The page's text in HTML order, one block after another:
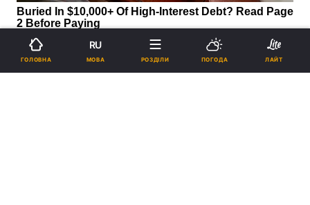
ГОЛОВНА
RU
МОВА РОЗДІЛИ ПОГОДА ЛАЙТ